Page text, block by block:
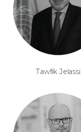
Tawfik Jelassi